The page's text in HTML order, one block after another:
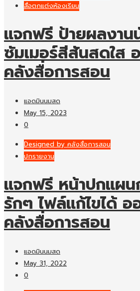
สื่อตกแต่งห้องเรียน
แจกฟรี ป้ายผลงาน
ซัมเมอร์สีสันสดใส
คลังสื่อการสอน
แอดมินนมสด
May 15, 2023
0
Designed by คลังสื่อการสอน
ปกรายงาน
แจกฟรี หน้าปกแผน
รักๆ ไฟล์แก้ไขได้
คลังสื่อการสอน
แอดมินนมสด
May 31, 2022
0